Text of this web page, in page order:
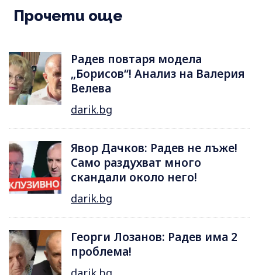
Прочети още
Радев повтаря модела
„Борисов“! Анализ на Валерия
Велева
darik.bg
Явор Дачков: Радев не лъже!
Само раздухват много
скандали около него!
darik.bg
Георги Лозанов: Радев има 2
проблема!